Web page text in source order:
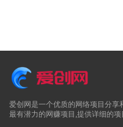
爱创网是一个优质的网络项目分
最有潜力的网赚项目,提供详细的